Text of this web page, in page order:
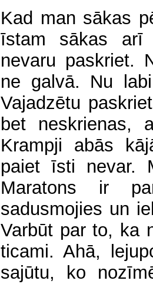
Kad man sākas
īstam sākas arī
nevaru paskriet.
ne galvā. Nu
Vajadzētu
bet neskrienas,
Krampji abās
paiet īsti nevar.
Maratons ir
sadusmojies un
Varbūt par to, ka
ticami. Ahā,
sajūtu, ko